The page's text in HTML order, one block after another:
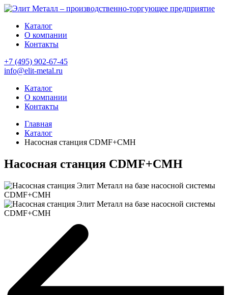
Каталог
О компании
Контакты
+7 (495) 902-67-45
info@elit-metal.ru
Каталог
О компании
Контакты
Главная
Каталог
Насосная станция CDMF+CMH
Насосная станция CDMF+CMH